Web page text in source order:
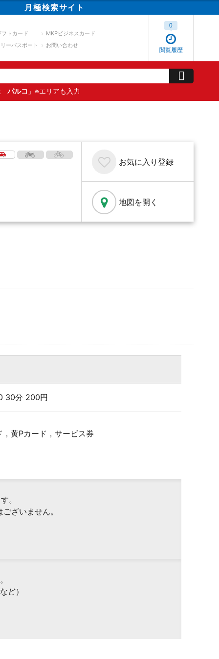
月極検索サイト
フトカード
MKPビジネスカード
ーパスポート
お問い合わせ
閲覧履歴
0
パルコ 」※エリアも入力
お気に入り 登録
地図を開く
30分 200円
黄Pカード，サービス券
。
ざいません。
ど）